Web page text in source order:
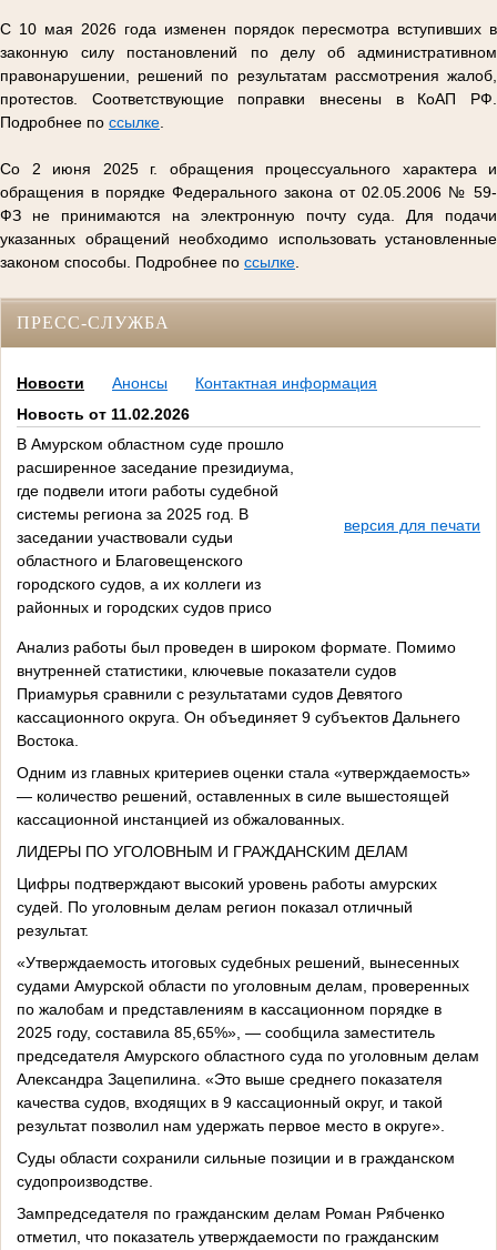
С 10 мая 2026 года изменен порядок пересмотра вступивших в
законную силу постановлений по делу об административном
правонарушении, решений по результатам рассмотрения жалоб,
протестов. Соответствующие поправки внесены в КоАП РФ.
Подробнее по ссылке
Со 2 июня 2025 г. обращения процессуального характера и
обращения в порядке Федерального закона от 02.05.2006 № 59-
ФЗ не принимаются на электронную почту суда. Для подачи
указанных обращений необходимо использовать установленные
законом способы. Подробнее по ссылке
ПРЕСС-СЛУЖБА
Новости Анонсы
Контактная информация
Новость от 11.02.2026
В Амурском областном суде прошло
расширенное заседание президиума,
где подвели итоги работы судебной
системы региона за 2025 год. В
заседании участвовали судьи
областного и Благовещенского
городского судов, а их коллеги из
районных и городских судов присо
версия для печати
Анализ работы был проведен в широком формате. Помимо
внутренней статистики, ключевые показатели судов
Приамурья сравнили с результатами судов Девятого
кассационного округа. Он объединяет 9 субъектов Дальнего
Востока.
Одним из главных критериев оценки стала «утверждаемость»
— количество решений, оставленных в силе вышестоящей
кассационной инстанцией из обжалованных.
ЛИДЕРЫ ПО УГОЛОВНЫМ И ГРАЖДАНСКИМ ДЕЛАМ
Цифры подтверждают высокий уровень работы амурских
судей. По уголовным делам регион показал отличный
результат.
«Утверждаемость итоговых судебных решений, вынесенных
судами Амурской области по уголовным делам, проверенных
по жалобам и представлениям в кассационном порядке в
2025 году, составила 85,65%», — сообщила заместитель
председателя Амурского областного суда по уголовным делам
Александра Зацепилина. «Это выше среднего показателя
качества судов, входящих в 9 кассационный округ, и такой
результат позволил нам удержать первое место в округе».
Суды области сохранили сильные позиции и в гражданском
судопроизводстве.
Зампредседателя по гражданским делам Роман Рябченко
отметил, что показатель утверждаемости по гражданским